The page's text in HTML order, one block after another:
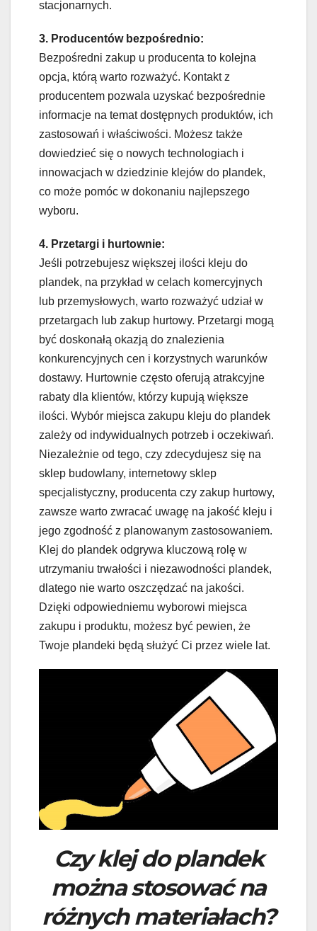
stacjonarnych.
3. Producentów bezpośrednio:
Bezpośredni zakup u producenta to kolejna
opcja, którą warto rozważyć. Kontakt z
producentem pozwala uzyskać bezpośrednie
informacje na temat dostępnych produktów, ich
zastosowań i właściwości. Możesz także
dowiedzieć się o nowych technologiach i
innowacjach w dziedzinie klejów do plandek,
co może pomóc w dokonaniu najlepszego
wyboru.
4. Przetargi i hurtownie:
Jeśli potrzebujesz większej ilości kleju do
plandek, na przykład w celach komercyjnych
lub przemysłowych, warto rozważyć udział w
przetargach lub zakup hurtowy. Przetargi mogą
być doskonałą okazją do znalezienia
konkurencyjnych cen i korzystnych warunków
dostawy. Hurtownie często oferują atrakcyjne
rabaty dla klientów, którzy kupują większe
ilości. Wybór miejsca zakupu kleju do plandek
zależy od indywidualnych potrzeb i oczekiwań.
Niezależnie od tego, czy zdecydujesz się na
sklep budowlany, internetowy sklep
specjalistyczny, producenta czy zakup hurtowy,
zawsze warto zwracać uwagę na jakość kleju i
jego zgodność z planowanym zastosowaniem.
Klej do plandek odgrywa kluczową rolę w
utrzymaniu trwałości i niezawodności plandek,
dlatego nie warto oszczędzać na jakości.
Dzięki odpowiedniemu wyborowi miejsca
zakupu i produktu, możesz być pewien, że
Twoje plandeki będą służyć Ci przez wiele lat.
Czy klej do plandek
można stosować na
różnych materiałach?